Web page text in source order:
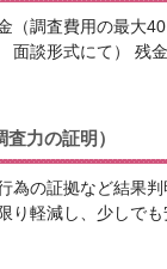
（調査費用の最大
談形式にて） 残
力の証明）
為の証拠など結果判
り軽減し、少しで